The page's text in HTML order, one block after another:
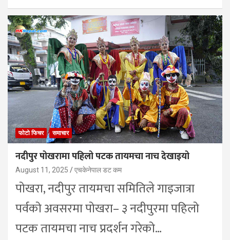
फोटो फिचर समाचार
नदीपुर पोखरामा पहिलो पटक तायमचा नाच देखाइयो
August 11, 2025 एचकेनेपाल डट कम
पोखरा, नदीपुर तायमचा समितिले गाइजात्रा
पर्वको अवसरमा पोखरा– ३ नदीपुरमा पहिलो
पटक तायमचा नाच प्रदर्शन गरेको…